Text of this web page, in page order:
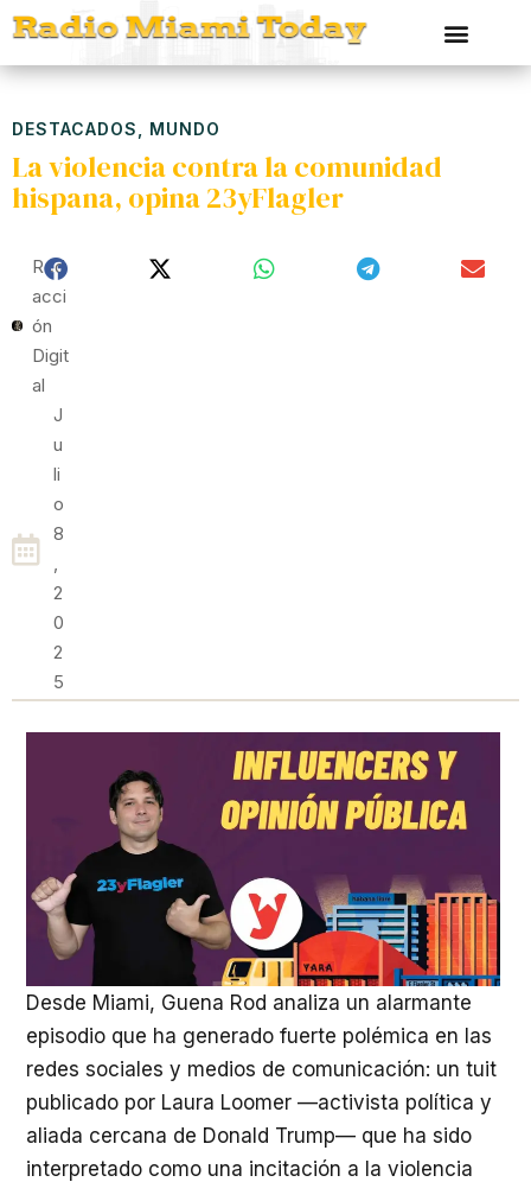
DESTACADOS MUNDO
La violencia contra la comunidad
hispana, opina 23yFlagler
Red
Acci
Ón
Digit
Al
J
U
Li
O
8
,
2
0
2
5
Desde Miami, Guena Rod analiza un alarmante
episodio que ha generado fuerte polémica en las
redes sociales y medios de comunicación: un tuit
publicado por Laura Loomer —activista política y
aliada cercana de Donald Trump— que ha sido
interpretado como una incitación a la violencia